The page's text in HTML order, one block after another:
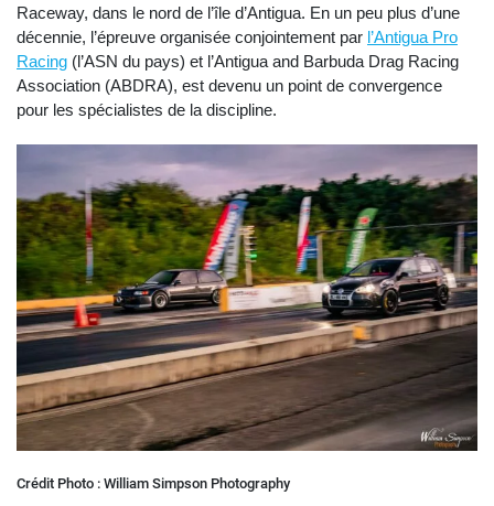
Raceway, dans le nord de l’île d’Antigua. En un peu plus d’une
décennie, l’épreuve organisée conjointement par l’Antigua Pro
Racing (l’ASN du pays) et l’Antigua and Barbuda Drag Racing
Association (ABDRA), est devenu un point de convergence
pour les spécialistes de la discipline.
Crédit Photo : William Simpson Photography